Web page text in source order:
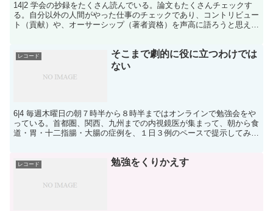
14|2 学会の抄録をたくさん読んでいる。論文もたくさんチェックす
る。自分以外の人間がやった仕事のチェックであり、コントリビュー
ト（貢献）や、オーサーシップ（著者資格）を声高に語ろうと思えば
レコード
そこまで劇的に役に立つわけでは
ない
6|4 毎週木曜日の朝７時半から８時半まではオンラインで勉強会をや
っている。首都圏、関西、九州までの内視鏡医が集まって、朝から食
道・胃・十二指腸・大腸の症例を、１日３例のペースで提示してみん
レコード 勉強をくりかえす